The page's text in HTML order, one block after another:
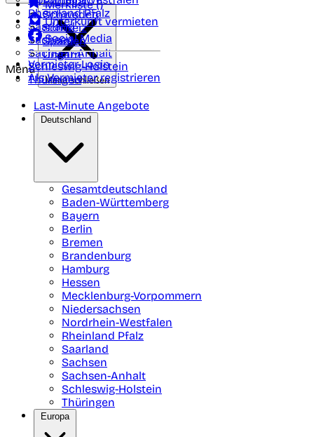
Rheinland Pfalz
Saarland
Sachsen
Sachsen-Anhalt
Schleswig-Holstein
Thüringen
Schweden
Schweiz
Spanien
Ungarn
Merkliste ()
Unterkunft vermieten
Social Media
Vermieter-Login
Als Vermieter registrieren
Menü
Menü schließen
Last-Minute Angebote
Deutschland
Gesamtdeutschland
Baden-Württemberg
Bayern
Berlin
Bremen
Brandenburg
Hamburg
Hessen
Mecklenburg-Vorpommern
Niedersachsen
Nordrhein-Westfalen
Rheinland Pfalz
Saarland
Sachsen
Sachsen-Anhalt
Schleswig-Holstein
Thüringen
Europa